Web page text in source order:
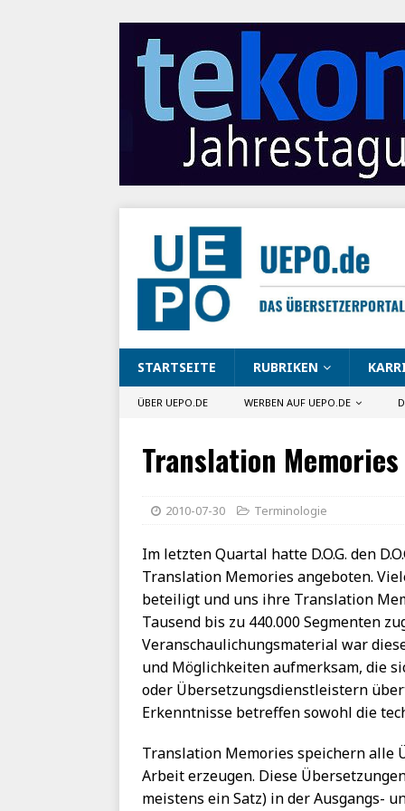
STARTSEITE RUBRIKEN
ÜBER UEPO.DE WERBEN AUF UEPO.DE
Translation
2010-07-30 Terminologie
Im letzten Quartal hatte D.O.G. den
Translation Memories angeboten.
beteiligt und uns ihre Translation
Tausend bis zu 440.000 Segmenten
Veranschaulichungsmaterial war
und Möglichkeiten aufmerksam, die
oder Übersetzungsdienstleistern
Erkenntnisse betreffen sowohl die
Translation Memories speichern alle
Arbeit erzeugen. Diese
meistens ein Satz) in der Ausgangs-